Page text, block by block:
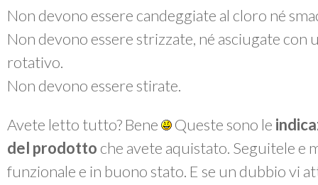
Non devono essere candeggiate al cloro né
Non devono essere strizzate, né asciugate con
rotativo.
Non devono essere stirate.
Avete letto tutto? Bene Queste sono le
del prodotto che avete aquistato. Seguitele
funzionale e in buono stato. E se un dubbio vi